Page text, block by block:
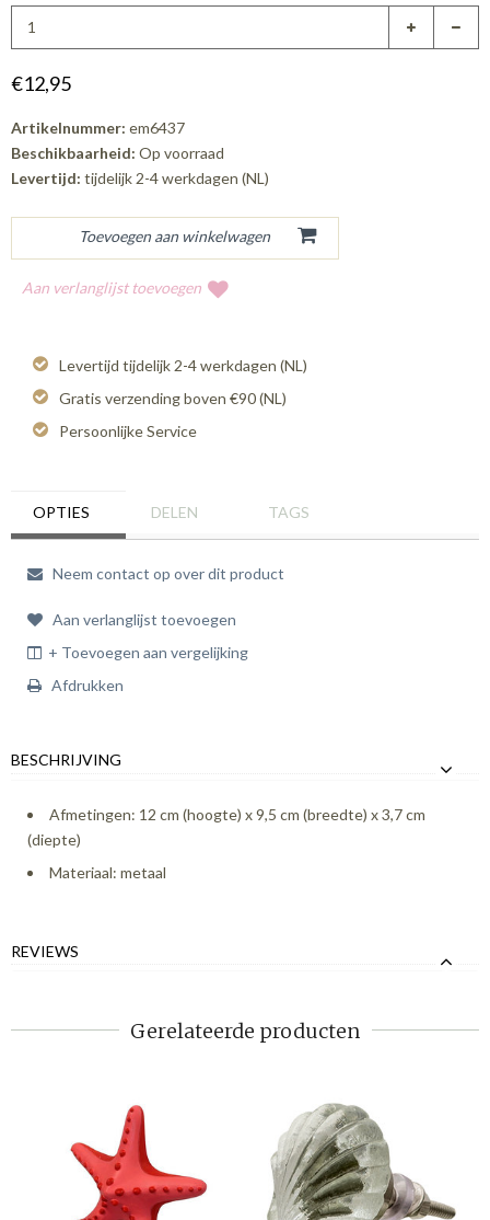
€12,95
Artikelnummer: em6437
Beschikbaarheid: Op voorraad
Levertijd: tijdelijk 2-4 werkdagen (NL)
Aan verlanglijst toevoegen
Levertijd tijdelijk 2-4 werkdagen (NL)
Gratis verzending boven €90 (NL)
Persoonlijke Service
OPTIES DELEN TAGS
Neem contact op over dit product
Aan verlanglijst toevoegen
+ Toevoegen aan vergelijking
Afdrukken
BESCHRIJVING
Afmetingen: 12 cm (hoogte) x 9,5 cm (breedte) x 3,7 cm
(diepte)
Materiaal: metaal
REVIEWS
Gerelateerde producten